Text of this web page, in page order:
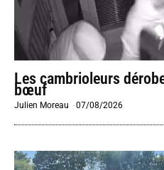
Les cambrioleurs
bœuf
Julien Moreau -07/08/2026